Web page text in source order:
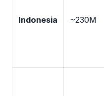
Indonesia ~230M